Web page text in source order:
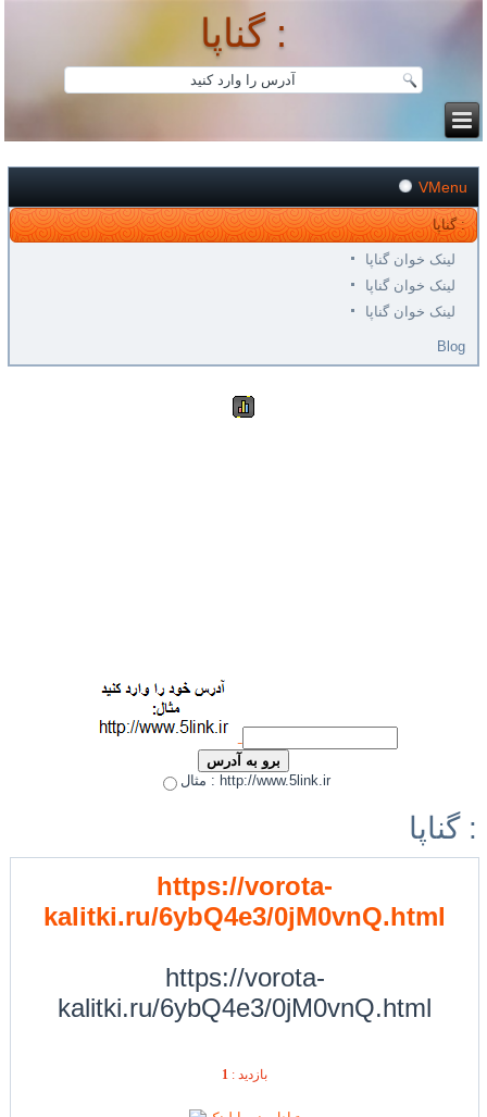
گناپا :
VMenu
گناپا :
لینک خوان گناپا
لینک خوان گناپا
لینک خوان گناپا
Blog
مثال : http://www.5link.ir
گناپا :
https://vorota-
kalitki.ru/6ybQ4e3/0jM0vnQ.html
https://vorota-
kalitki.ru/6ybQ4e3/0jM0vnQ.html
بازديد : 1